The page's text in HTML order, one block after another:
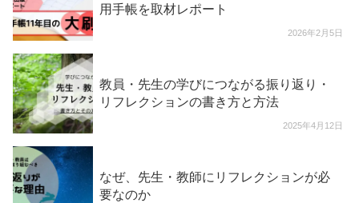
2026年2月5日
用手帳を取材レポート
2025年4月12日
教員・先生の学びにつながる振り返り・
リフレクションの書き方と方法
なぜ、先生・教師にリフレクションが必
要なのか